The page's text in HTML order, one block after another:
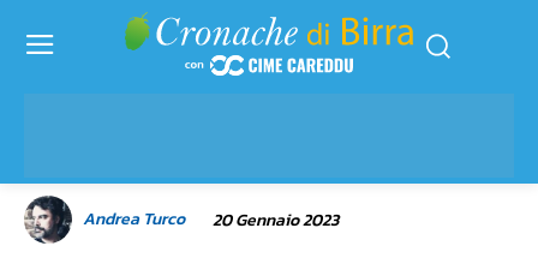
Andrea Turco 20 Gennaio 2023